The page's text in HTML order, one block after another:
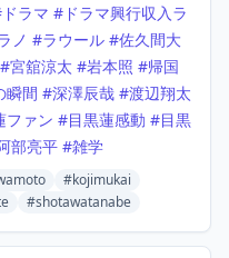
ドラマ # ドラマ興行収入ラ
ノ #ラウール #佐久間大
#宮舘涼太 #岩本照 #帰国
瞬間 #深澤辰哉 #渡辺翔太
ファン #目黒蓮感動 #目黒
部亮平 #雑学
#kojimukai
#shotawatanabe